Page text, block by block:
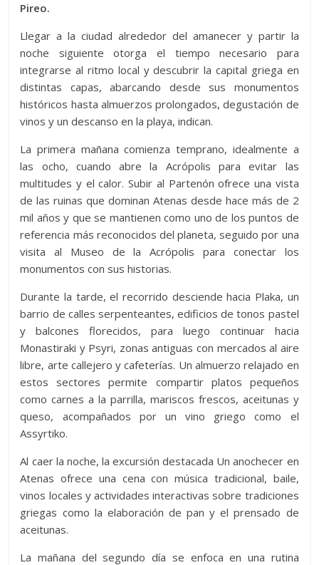
Pireo.
Llegar a la ciudad alrededor del amanecer y partir la
noche siguiente otorga el tiempo necesario para
integrarse al ritmo local y descubrir la capital griega en
distintas capas, abarcando desde sus monumentos
históricos hasta almuerzos prolongados, degustación de
vinos y un descanso en la playa, indican.
La primera mañana comienza temprano, idealmente a
las ocho, cuando abre la Acrópolis para evitar las
multitudes y el calor. Subir al Partenón ofrece una vista
de las ruinas que dominan Atenas desde hace más de 2
mil años y que se mantienen como uno de los puntos de
referencia más reconocidos del planeta, seguido por una
visita al Museo de la Acrópolis para conectar los
monumentos con sus historias.
Durante la tarde, el recorrido desciende hacia Plaka, un
barrio de calles serpenteantes, edificios de tonos pastel
y balcones florecidos, para luego continuar hacia
Monastiraki y Psyri, zonas antiguas con mercados al aire
libre, arte callejero y cafeterías. Un almuerzo relajado en
estos sectores permite compartir platos pequeños
como carnes a la parrilla, mariscos frescos, aceitunas y
queso, acompañados por un vino griego como el
Assyrtiko.
Al caer la noche, la excursión destacada Un anochecer en
Atenas ofrece una cena con música tradicional, baile,
vinos locales y actividades interactivas sobre tradiciones
griegas como la elaboración de pan y el prensado de
aceitunas.
La mañana del segundo día se enfoca en una rutina